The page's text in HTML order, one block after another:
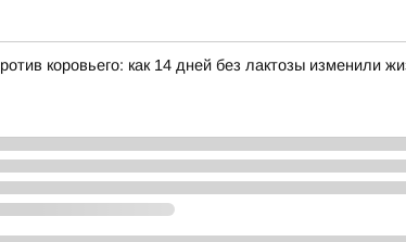
коровьего: как 14 дней без лактозы изменили